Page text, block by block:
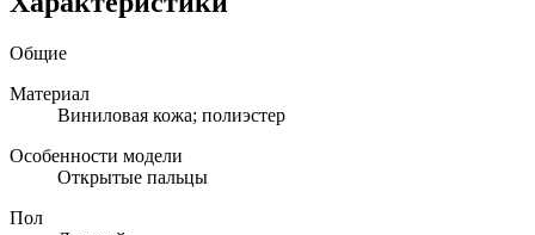
Общие
Материал
Виниловая кожа; полиэстер
Особенности модели
Открытые пальцы
Пол